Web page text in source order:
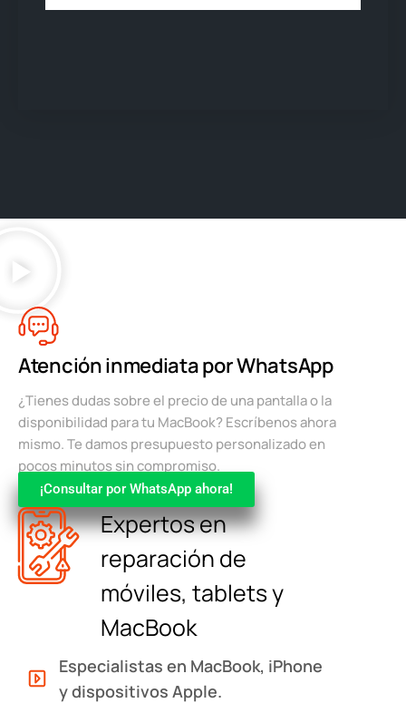
Atención inmediata por WhatsApp
¿Tienes dudas sobre el precio de una pantalla o la
disponibilidad para tu MacBook? Escríbenos ahora
mismo. Te damos presupuesto personalizado en
pocos minutos sin compromiso.
¡Consultar por WhatsApp ahora!
Expertos en
reparación de
móviles, tablets y
MacBook
Especialistas en MacBook, iPhone
y dispositivos Apple.